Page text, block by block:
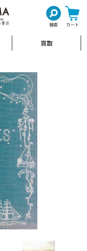
検索 カート
買取